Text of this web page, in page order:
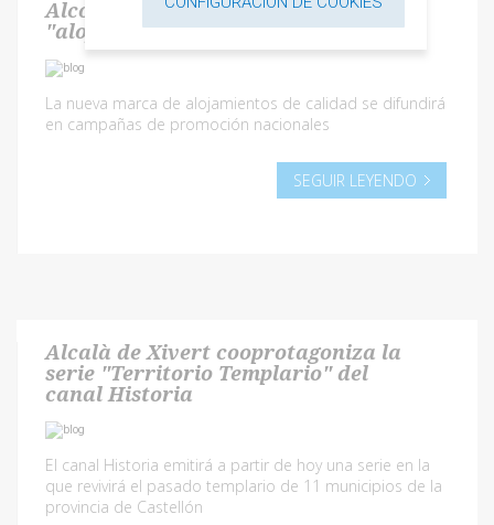
Alcossebre se unen bajo la marca
"alojamientos de calidad"
La nueva marca de alojamientos de calidad se difundirá
en campañas de promoción nacionales
SEGUIR LEYENDO
Alcalà de Xivert cooprotagoniza la
serie "Territorio Templario" del
canal Historia
El canal Historia emitirá a partir de hoy una serie en la
que revivirá el pasado templario de 11 municipios de la
provincia de Castellón